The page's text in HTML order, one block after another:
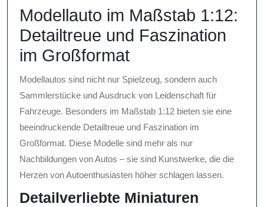
Modellauto im Maßstab 1:12:
Detailtreue und Faszination
im Großformat
Modellautos sind nicht nur Spielzeug, sondern auch
Sammlerstücke und Ausdruck von Leidenschaft für
Fahrzeuge. Besonders im Maßstab 1:12 bieten sie eine
beeindruckende Detailtreue und Faszination im
Großformat. Diese Modelle sind mehr als nur
Nachbildungen von Autos – sie sind Kunstwerke, die die
Herzen von Autoenthusiasten höher schlagen lassen.
Detailverliebte Miniaturen